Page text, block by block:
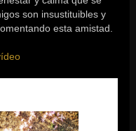
son insustituibles y
esta amistad.